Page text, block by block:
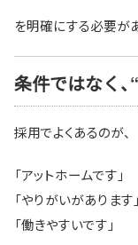
を明確にする必要が
条件ではなく
採用でよくあるのが、
「アットホームです」
「やりがいがあります」
「働きやすいです」